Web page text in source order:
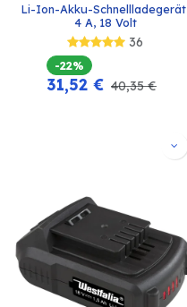
Li-Ion-Akku-Schnellladegerät
4 A, 18 Volt
36
-22%
31,52 € 40,35€